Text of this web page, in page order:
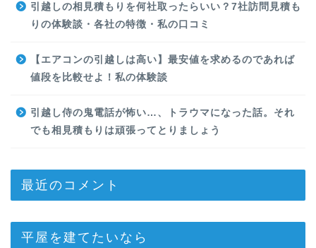
引越しの相見積もりを何社取ったらいい？7社訪問見積も
りの体験談・各社の特徴・私の口コミ
【エアコンの引越しは高い】最安値を求めるのであれば
値段を比較せよ！私の体験談
引越し侍の鬼電話が怖い…、トラウマになった話。それ
でも相見積もりは頑張ってとりましょう
最近のコメント
平屋を建てたいなら